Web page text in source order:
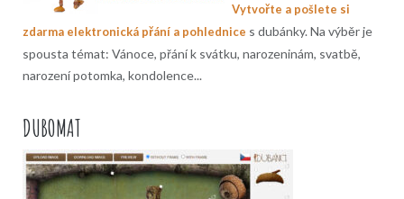
Vytvořte a pošlete si
zdarma elektronická přání a pohlednice s dubánky. Na výběr je
spousta témat: Vánoce, přání k svátku, narozeninám, svatbě,
narození potomka, kondolence...
DUBOMAT